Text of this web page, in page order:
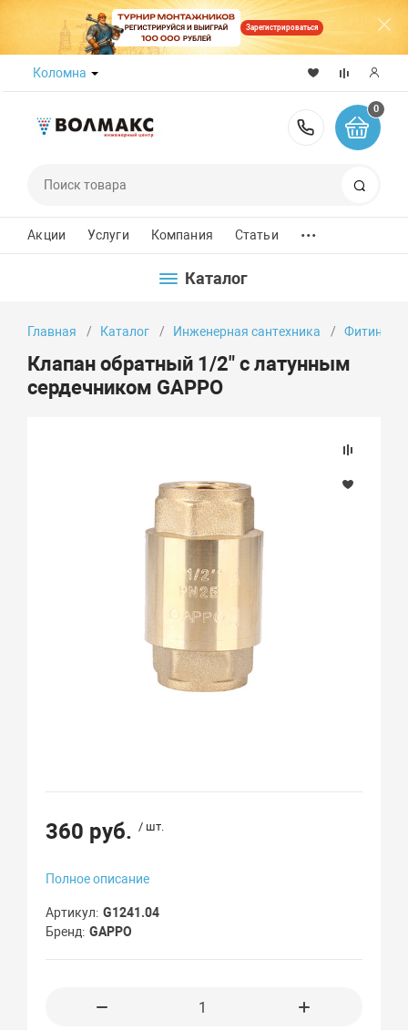
Зарегистрироваться
Коломна
8 (800)
0
Акции Услуги Компания Статьи ...
Каталог
Главная Каталог Инженерная сантехника Фитинги
Клапан обратный 1/2" с латунным
сердечником GAPPO
360 руб. / шт.
Полное описание
Артикул G1241.04
Бренд GAPPO